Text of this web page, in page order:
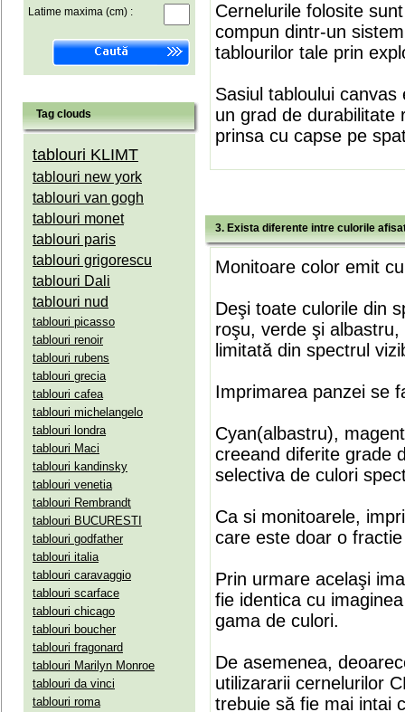
Latime maxima (cm) :
Tag clouds
tablouri KLIMT
tablouri new york
tablouri van gogh
tablouri monet
tablouri paris
tablouri grigorescu
tablouri Dali
tablouri nud
tablouri picasso
tablouri renoir
tablouri rubens
tablouri grecia
tablouri cafea
tablouri michelangelo
tablouri londra
tablouri Maci
tablouri kandinsky
tablouri venetia
tablouri Rembrandt
tablouri BUCURESTI
tablouri godfather
tablouri italia
tablouri caravaggio
tablouri scarface
tablouri chicago
tablouri boucher
tablouri fragonard
tablouri Marilyn Monroe
tablouri da vinci
tablouri roma
Cernelurile folosite
compun dintr-un
tablourilor tale prin
Sasiul tabloului
un grad de durabilitate
prinsa cu capse pe
3. Exista diferente intre culorile
Monitoare color emit
Deşi toate culorile din
roşu, verde şi
limitată din spectrul
Imprimarea panzei se
Cyan(albastru),
creeand diferite grade
selectiva de culori
Ca si monitoarele,
care este doar o
Prin urmare acelaşi
fie identica cu
gama de culori.
De asemenea,
utilizararii cernelurilor
trebuie să fie mai intai